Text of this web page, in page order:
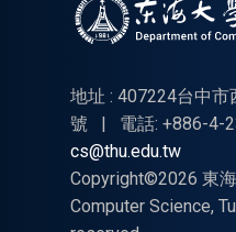
地址 : 407224台中
號
電話: +886-4-
cs@thu.edu.tw
Copyright©2026 東
Computer Science,